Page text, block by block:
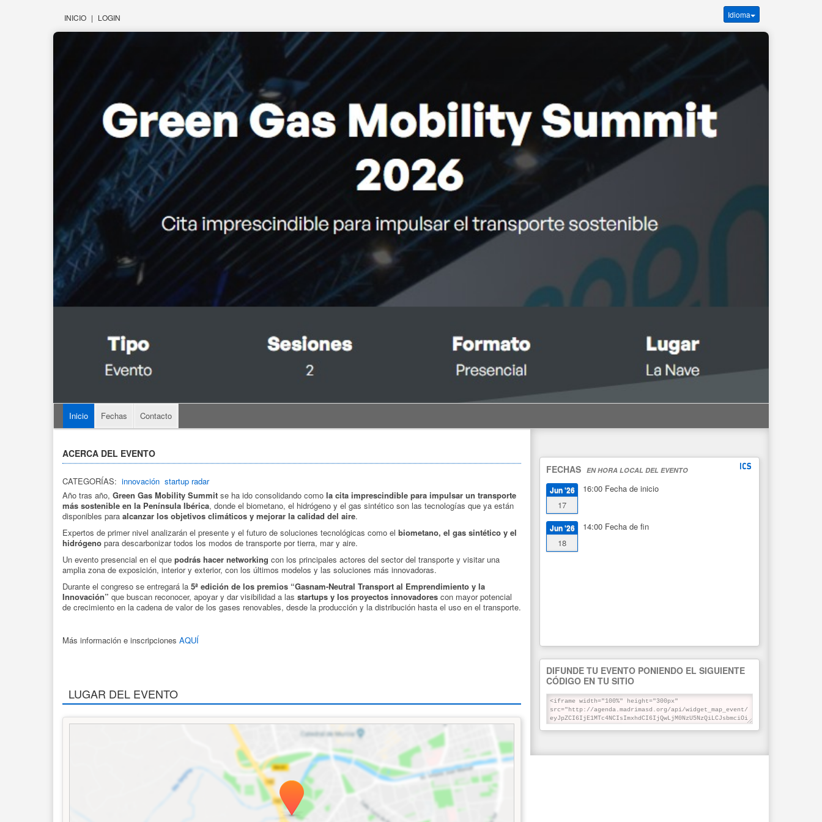
INICIO | LOGIN Idioma
Inicio Fechas Contacto
ACERCA DEL EVENTO
CATEGORÍAS: innovación startup radar
Año tras año, Green Gas Mobility Summit se ha ido consolidando como la cita imprescindible para impulsar un transporte
más sostenible en la Península Ibérica, donde el biometano, el hidrógeno y el gas sintético son las tecnologías que ya están
disponibles para alcanzar los objetivos climáticos y mejorar la calidad del aire.
Expertos de primer nivel analizarán el presente y el futuro de soluciones tecnológicas como el biometano, el gas sintético y el
hidrógeno para descarbonizar todos los modos de transporte por tierra, mar y aire.
Un evento presencial en el que podrás hacer networking con los principales actores del sector del transporte y visitar una
amplia zona de exposición, interior y exterior, con los últimos modelos y las soluciones más innovadoras.
Durante el congreso se entregará la 5ª edición de los premios “Gasnam-Neutral Transport al Emprendimiento y la
Innovación” que buscan reconocer, apoyar y dar visibilidad a las startups y los proyectos innovadores con mayor potencial
de crecimiento en la cadena de valor de los gases renovables, desde la producción y la distribución hasta el uso en el transporte.
Más información e inscripciones AQUÍ
LUGAR DEL EVENTO
FECHAS EN HORA LOCAL DEL EVENTO
Jun '26
17
16:00 Fecha de inicio
Jun '26
18
14:00 Fecha de fin
DIFUNDE TU EVENTO PONIENDO EL SIGUIENTE
CÓDIGO EN TU SITIO